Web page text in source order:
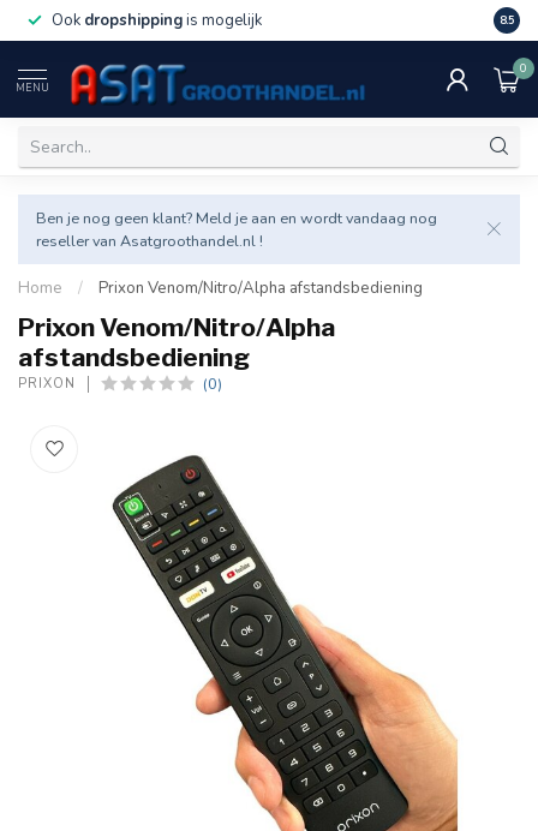
Ook dropshippingis mogelijk Veel
8.5
MENU
0
Ben je nog geen klant? Meld je aan en wordt vandaag nog
reseller van Asatgroothandel.nl !
Home / Prixon Venom/Nitro/Alpha afstandsbediening
Prixon Venom/Nitro/Alpha
afstandsbediening
PRIXON (0)